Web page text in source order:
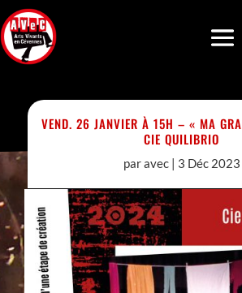
VEND. 26 JANVIER À 15H – « MA
CIE QUILIBRIO
paravec| 3 Déc 2023